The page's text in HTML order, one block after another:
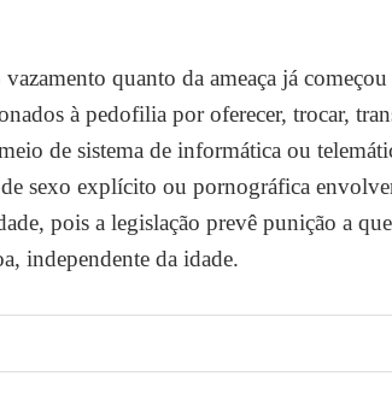
quanto da ameaça já começou
à pedofilia por oferecer, trocar,
de sistema de informática ou
sexo explícito ou pornográfica
pois a legislação prevê punição a
independente da idade.